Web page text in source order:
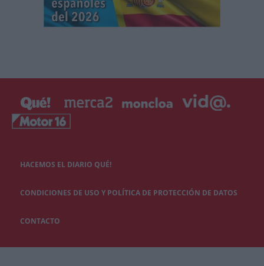
HACEMOS EL DIARIO QUÉ!
CONDICIONES DE USO Y POLÍTICA DE PROTECCIÓN DE DATOS
CONTACTO